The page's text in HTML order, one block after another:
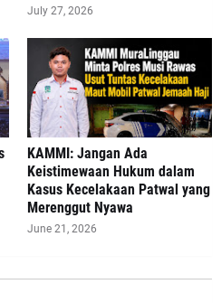
July 27, 2026
‎KAMMI: Jangan Ada
Keistimewaan Hukum dalam
Kasus Kecelakaan Patwal yang
Merenggut Nyawa
June 21, 2026